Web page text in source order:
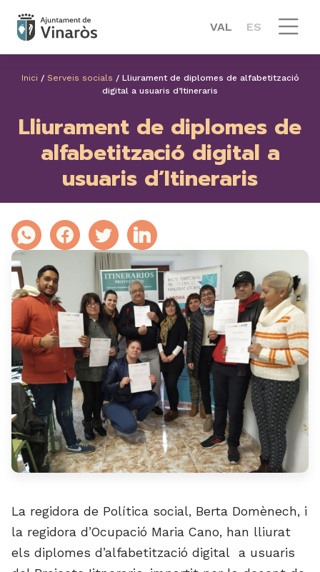
VAL ES
Inici / Serveis socials / Lliurament de diplomes de alfabetització
digital a usuaris d’Itineraris
Lliurament de diplomes de
alfabetització digital a
usuaris d’Itineraris
La regidora de Política social, Berta Domènech, i
la regidora d’Ocupació Maria Cano, han lliurat
els diplomes d’alfabetització digital a usuaris